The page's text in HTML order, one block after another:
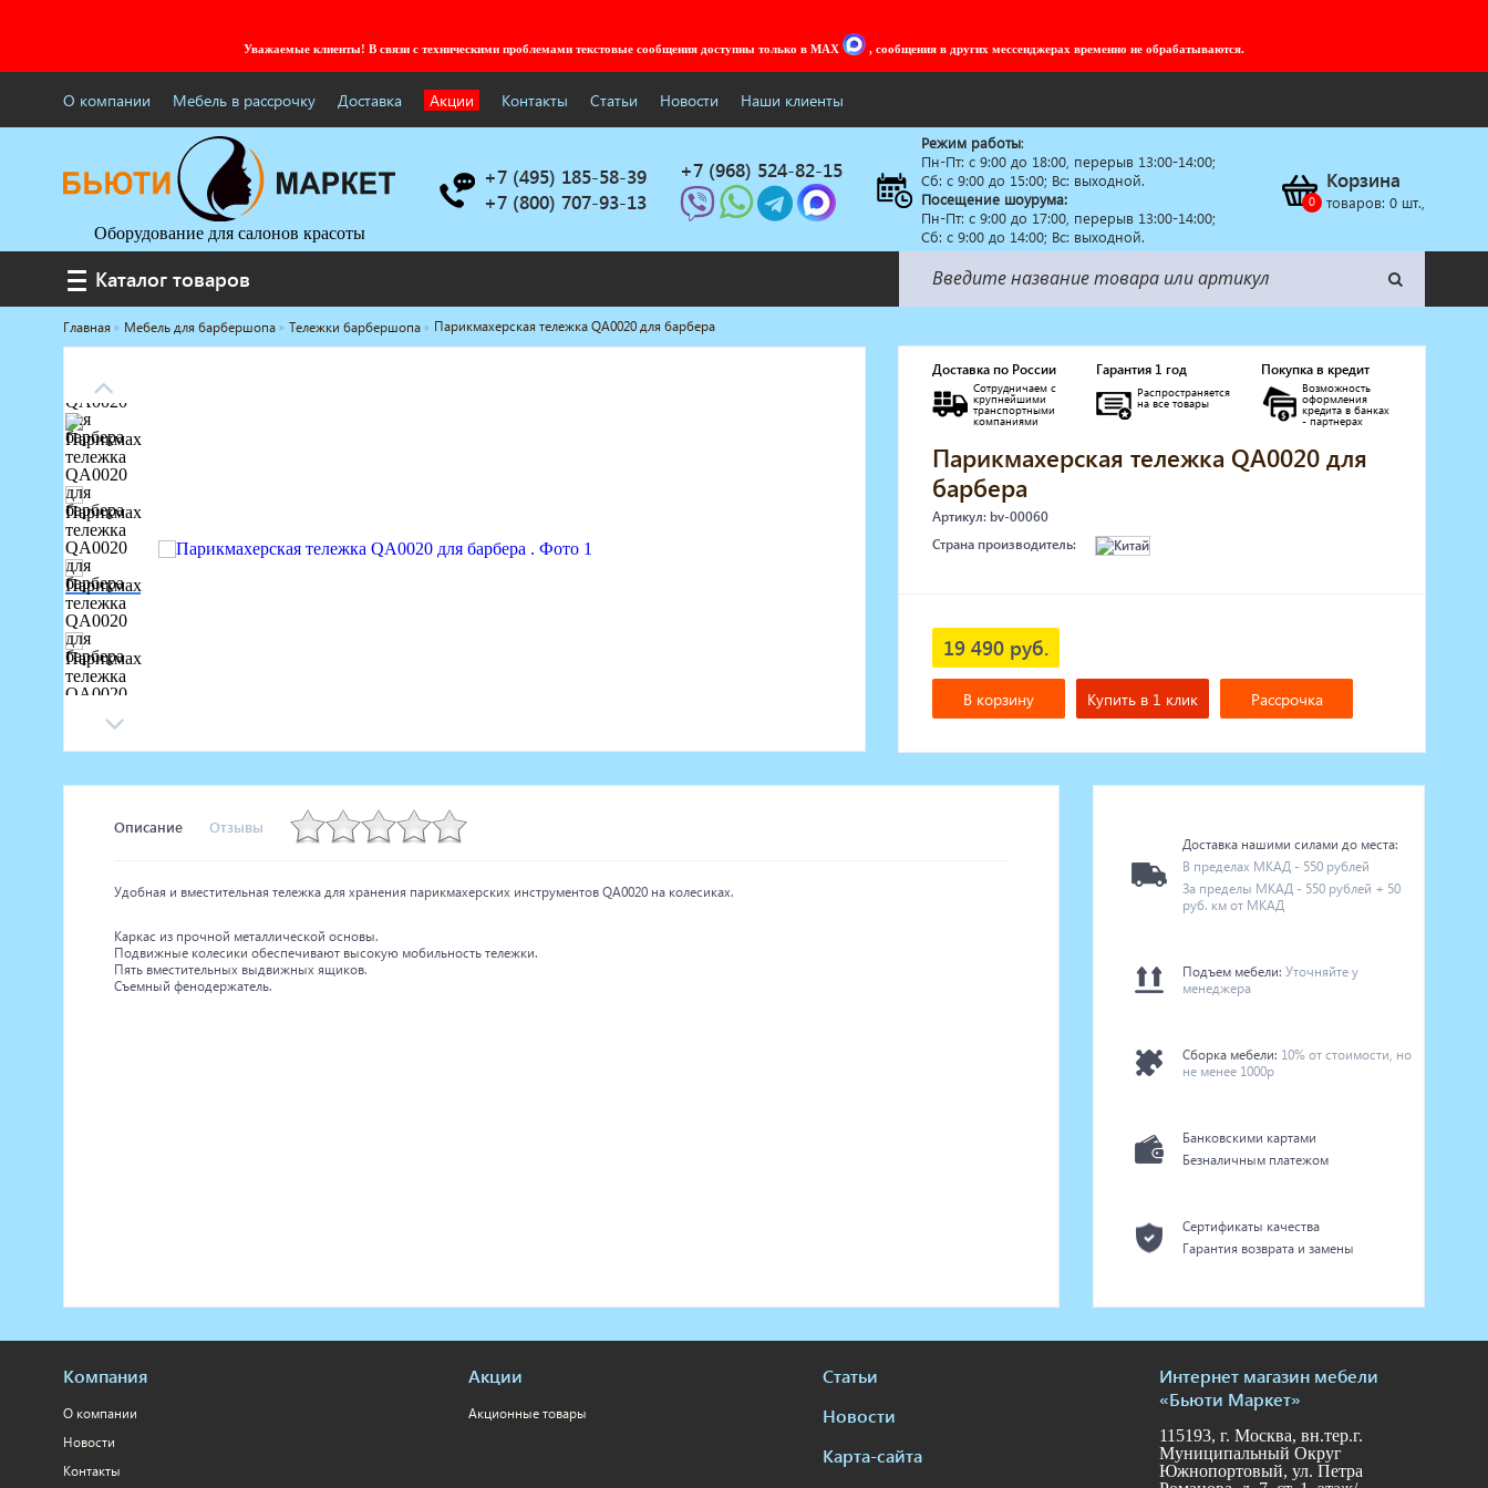
Уважаемые клиенты! В связи с техническими проблемами текстовые сообщения доступны только в MAX , сообщения в других мессенджерах временно не обрабатываются.
О компании Мебель в рассрочку Доставка Акции Контакты Статьи Новости Наши клиенты
Оборудование для салонов красоты
+7 (495) 185-58-39
+7 (800) 707-93-13
+7 (968) 524-82-15
Режим работы:
Пн-Пт: c 9:00 до 18:00, перерыв 13:00-14:00;
Сб: с 9:00 до 15:00; Вс: выходной.
Посещение шоурума:
Пн-Пт: c 9:00 до 17:00, перерыв 13:00-14:00;
Сб: с 9:00 до 14:00; Вс: выходной.
Корзина
товаров: 0шт.,
Каталог товаров
Каталог товаров
Услуги под ключ
удостоверением
Парикмахерское оборудование
Маникюрное оборудование
Педикюрное оборудование
Стерилизаторы
Оборудование для барбершопа
Оборудование для нейл-бара
Мебель для холла
Солярии
Мебель в стиле Лофт
Доставка за один день
Главная Мебель для барбершопа Тележки барбершопа Парикмахерская тележка QA0020 для барбера
Доставка по России
Сотрудничаем с
крупнейшими
транспортными
компаниями
Гарантия 1 год
Распространяется
на все товары
Покупка в кредит
Возможность
оформления
кредита в банках
- партнерах
Парикмахерская тележка QA0020 для
барбера
Артикул: bv-00060
Страна производитель:
19 490 руб.
В корзину Купить в 1 клик Рассрочка
Описание Отзывы
Удобная и вместительная тележка для хранения парикмахерских инструментов QA0020 на колесиках.
Каркас из прочной металлической основы.
Подвижные колесики обеспечивают высокую мобильность тележки.
Пять вместительных выдвижных ящиков.
Съемный фенодержатель.
Доставка нашими силами до места:
В пределах МКАД - 550 рублей
За пределы МКАД - 550 рублей + 50
руб. км от МКАД
Подъем мебели: Уточняйте у
менеджера
Сборка мебели: 10% от стоимости, но
не менее 1000р
Банковскими картами
Безналичным платежом
Сертификаты качества
Гарантия возврата и замены
Компания
О компании
Новости
Контакты
Акции
Акционные товары
Статьи
Новости
Карта-сайта
Интернет магазин мебели
«Бьюти Маркет»
115193, г. Москва, вн.тер.г.
Муниципальный Округ
Южнопортовый, ул. Петра